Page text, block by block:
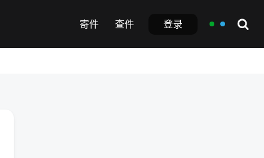
寄件 查件 登录